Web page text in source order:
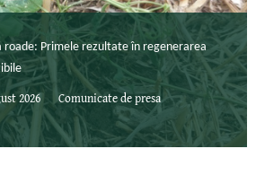
roade: Primele rezultate în regenerarea
2026 Comunicate de presa